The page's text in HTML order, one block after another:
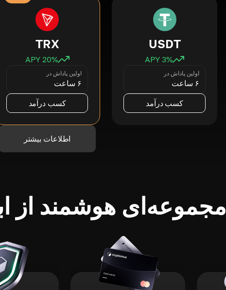
USDT
3% APY
اولین پاداش در
۶ ساعت
کسب درآمد
TRX
20% APY
اولین پاداش در
۶ ساعت
کسب درآمد
اطلاعات بیشتر
مجموعه‌ای هوشمند از